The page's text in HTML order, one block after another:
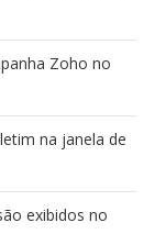
Zoho no
na janela de
exibidos no